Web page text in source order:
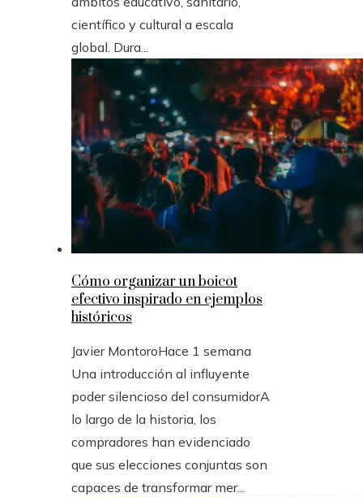
científico y cultural a escala
global. Dura...
Cómo organizar un boicot
efectivo inspirado en ejemplos
históricos
Javier MontoroHace 1 semana
Una introducción al influyente
poder silencioso del consumidorA
lo largo de la historia, los
compradores han evidenciado
que sus elecciones conjuntas son
capaces de transformar mer...